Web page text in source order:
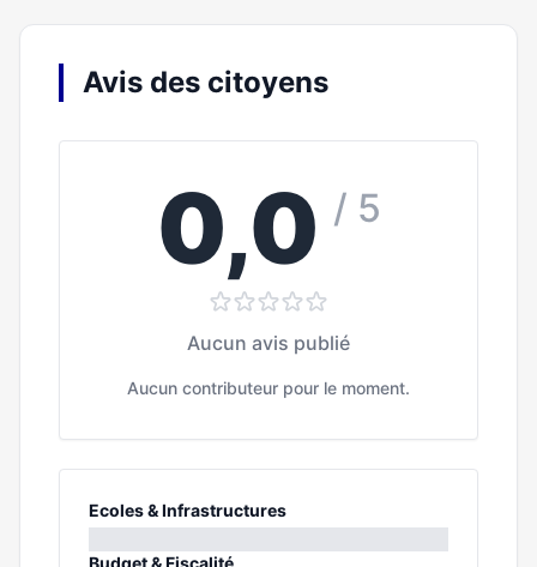
Avis des citoyens
0,0 / 5
Aucun avis publié
Aucun contributeur pour le moment.
Ecoles & Infrastructures
0%
Budget & Fiscalité